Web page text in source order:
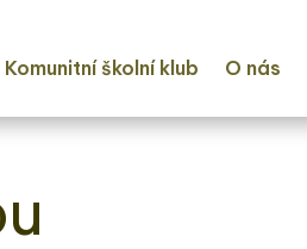
Komunitní školní klub O nás